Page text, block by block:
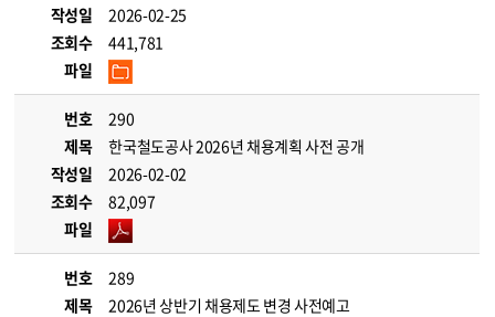
작성일
2026-02-25
조회수
441,781
파일
번호
290
제목
한국철도공사 2026년 채용계획 사전 공개
작성일
2026-02-02
조회수
82,097
파일
번호
289
제목
2026년 상반기 채용제도 변경 사전예고